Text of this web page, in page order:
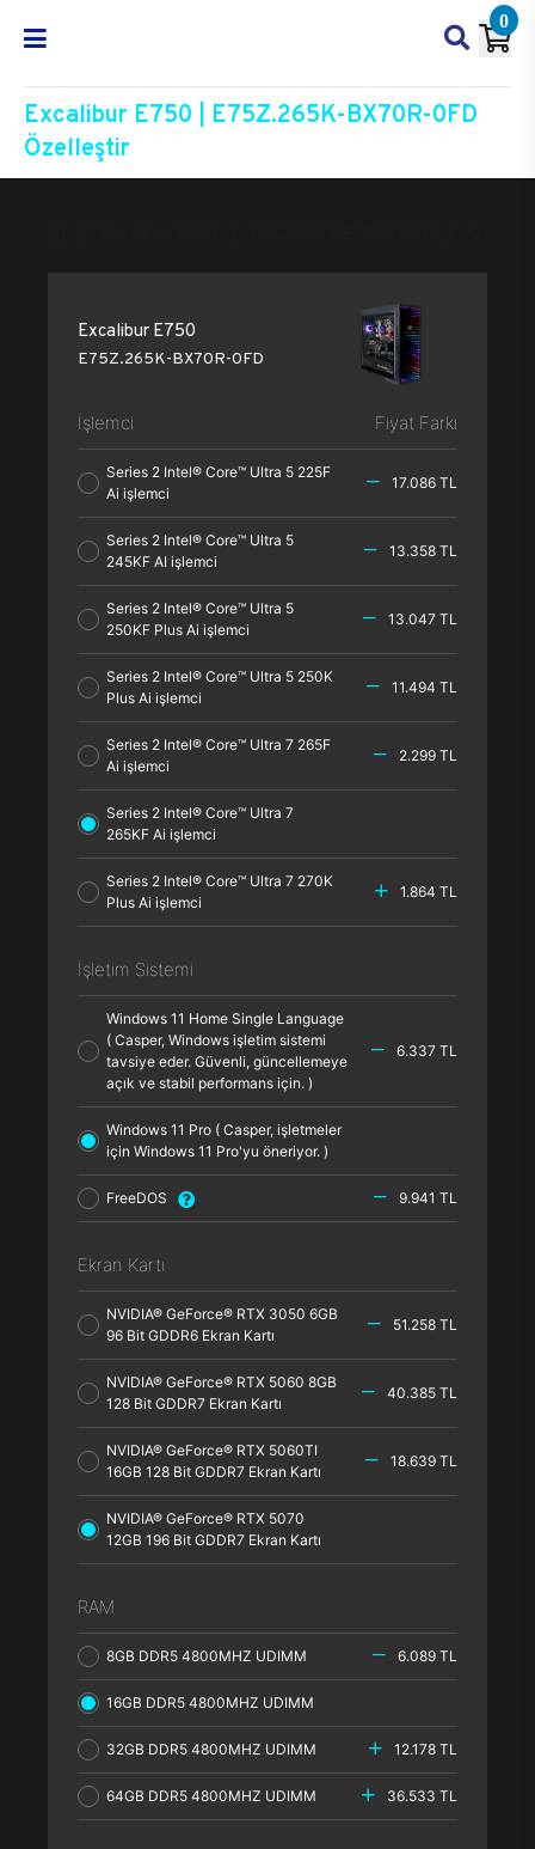
0
Excalibur E750 | E75Z.265K-BX70R-0FD
Özelleştir
Excalibur E750
E75Z.265K-BX70R-0FD
İşlemci Fiyat Farkı
Series 2 Intel® Core™ Ultra 5 225F
Ai işlemci
17.086 TL
Series 2 Intel® Core™ Ultra 5
245KF AI işlemci
13.358 TL
Series 2 Intel® Core™ Ultra 5
250KF Plus Ai işlemci
13.047 TL
Series 2 Intel® Core™ Ultra 5 250K
Plus Ai işlemci
11.494 TL
Series 2 Intel® Core™ Ultra 7 265F
Ai işlemci
2.299 TL
Series 2 Intel® Core™ Ultra 7
265KF Ai işlemci
Series 2 Intel® Core™ Ultra 7 270K
Plus Ai işlemci
1.864 TL
İşletim Sistemi
Windows 11 Home Single Language
( Casper, Windows işletim sistemi
tavsiye eder. Güvenli, güncellemeye
açık ve stabil performans için. )
6.337 TL
Windows 11 Pro ( Casper, işletmeler
için Windows 11 Pro'yu öneriyor. )
FreeDOS 9.941 TL
Ekran Kartı
NVIDIA® GeForce® RTX 3050 6GB
96 Bit GDDR6 Ekran Kartı
51.258 TL
NVIDIA® GeForce® RTX 5060 8GB
128 Bit GDDR7 Ekran Kartı
40.385 TL
NVIDIA® GeForce® RTX 5060TI
16GB 128 Bit GDDR7 Ekran Kartı
18.639 TL
NVIDIA® GeForce® RTX 5070
12GB 196 Bit GDDR7 Ekran Kartı
RAM
8GB DDR5 4800MHZ UDIMM 6.089 TL
16GB DDR5 4800MHZ UDIMM
32GB DDR5 4800MHZ UDIMM 12.178 TL
64GB DDR5 4800MHZ UDIMM 36.533 TL